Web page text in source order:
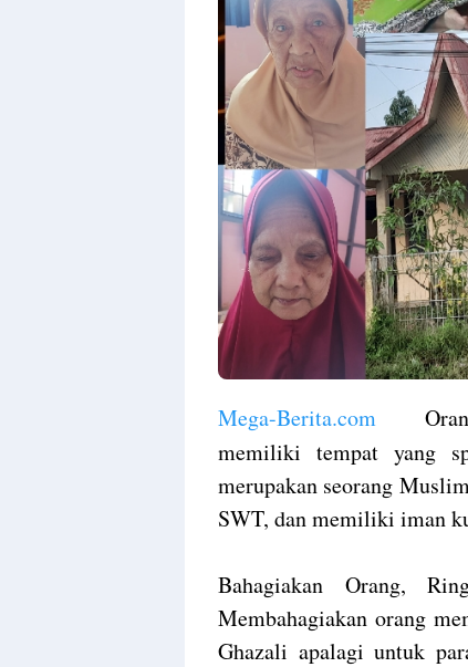
Mega-Berita.com
memiliki tempat yang
merupakan seorang
SWT, dan memiliki iman
Bahagiakan Orang,
Membahagiakan orang
Ghazali apalagi untuk